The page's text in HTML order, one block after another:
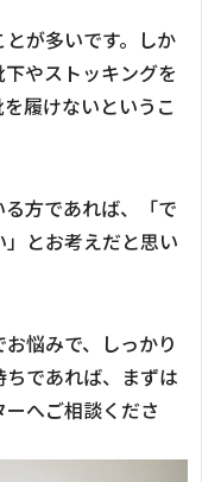
が多いです。しか
やストッキングを
履けないというこ
方であれば、「で
とお考えだと思い
悩みで、しっかり
であれば、まずは
へご相談くださ